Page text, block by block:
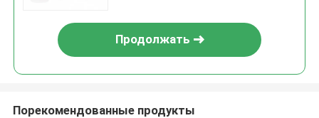
Продолжать
Порекомендованные продукты